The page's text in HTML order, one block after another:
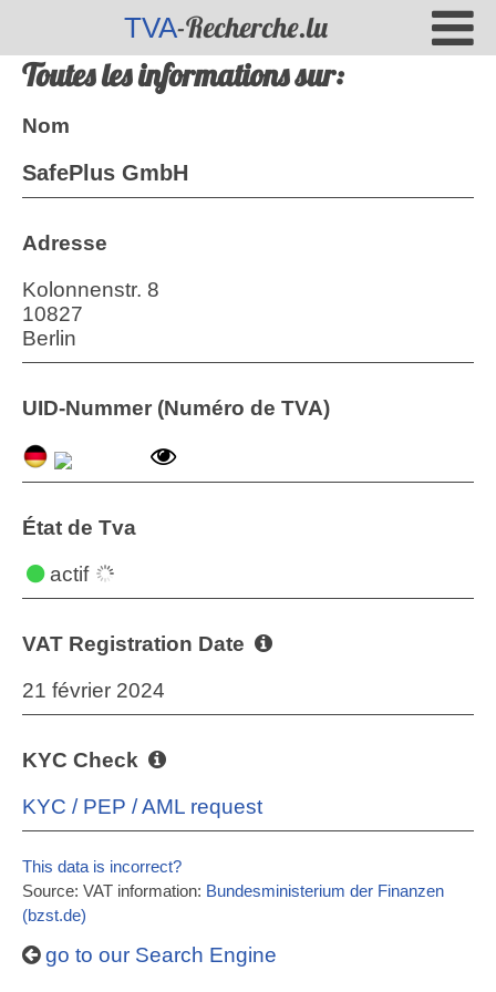
TVA-Recherche.lu
Toutes les informations sur:
Nom
SafePlus GmbH
Adresse
Kolonnenstr. 8
10827
Berlin
UID-Nummer (Numéro de TVA)
État de Tva
actif
VAT Registration Date
21 février 2024
KYC Check
KYC / PEP / AML request
This data is incorrect?
Source: VAT information: Bundesministerium der Finanzen
(bzst.de)
go to our Search Engine